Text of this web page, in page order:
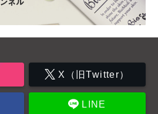
X（旧Twitter）
LINE